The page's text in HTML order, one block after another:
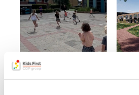
Kinderen BSO